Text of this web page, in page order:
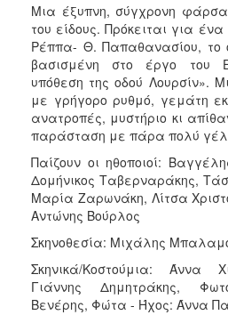
Μια έξυπνη, σύγχρονη
του είδους. Πρόκειται για
Ρέππα- Θ. Παπαθανασίου, το
βασισμένη στο έργο του
υπόθεση της οδού Λουρσίν».
με γρήγορο ρυθμό, γεμάτη
ανατροπές, μυστήριο κι
παράσταση με πάρα πολύ
Παίζουν οι ηθοποιοί:
Δομήνικος Ταβερναράκης,
Μαρία Ζαρωνάκη, Λίτσα
Αντώνης Βούρλος
Σκηνοθεσία: Μιχάλης
Σκηνικά/Κοστούμια: Άννα
Γιάννης Δημητράκης,
Βενέρης, Φώτα - Ήχος: Άννα